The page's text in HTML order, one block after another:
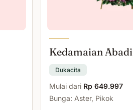
Kedamaian Abadi
Dukacita
Mulai dari Rp 649.997
Bunga: Aster, Pikok